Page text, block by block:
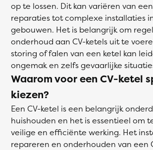
op te lossen. Dit kan variëren van
reparaties tot complexe installaties
gebouwen. Het is belangrijk om
onderhoud aan CV-ketels uit te
storing of falen van een ketel kan
ongemak en zelfs gevaarlijke
Waarom voor een CV-ketel
kiezen?
Een CV-ketel is een belangrijk
huishouden en het is essentieel om
veilige en efficiënte werking. Het
repareren en onderhouden van een